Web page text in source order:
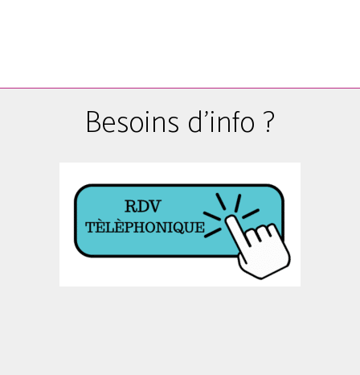
Besoins d'info ?